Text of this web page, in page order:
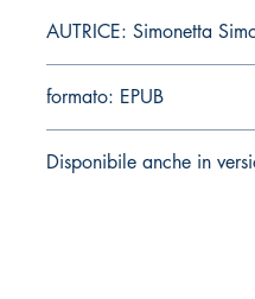
AUTRICE: Simonetta
formato: EPUB
Disponibile anche in